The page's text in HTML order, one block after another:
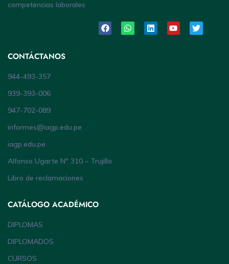
competencias laborales
CONTÁCTANOS
944-493-357
939-393-006
947-702-089
informes@iagp.edu.pe
iagp.edu.pe
Alfonso Ugarte Nº 310 – Trujillo
Libro de reclamaciones
CATÁLOGO ACADÉMICO
DIPLOMAS
DIPLOMADOS
CURSOS